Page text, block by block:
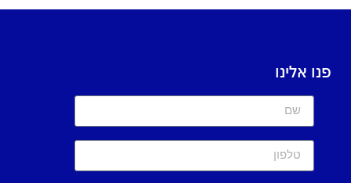
פנו אלינו